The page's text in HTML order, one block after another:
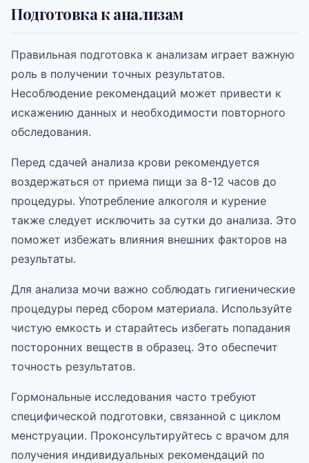
Подготовка к анализам
Правильная подготовка к анализам играет важную
роль в получении точных результатов.
Несоблюдение рекомендаций может привести к
искажению данных и необходимости повторного
обследования.
Перед сдачей анализа крови рекомендуется
воздержаться от приема пищи за 8-12 часов до
процедуры. Употребление алкоголя и курение
также следует исключить за сутки до анализа. Это
поможет избежать влияния внешних факторов на
результаты.
Для анализа мочи важно соблюдать гигиенические
процедуры перед сбором материала. Используйте
чистую емкость и старайтесь избегать попадания
посторонних веществ в образец. Это обеспечит
точность результатов.
Гормональные исследования часто требуют
специфической подготовки, связанной с циклом
менструации. Проконсультируйтесь с врачом для
получения индивидуальных рекомендаций по